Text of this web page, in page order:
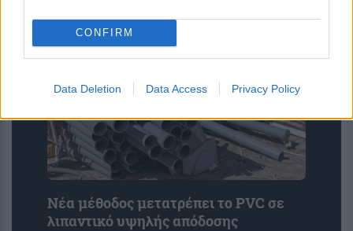
CONFIRM
Data Deletion Data Access Privacy Policy
Νέα μέθοδος μετατρέπει το PVC σε
λιπαντικό υψηλής απόδοσης